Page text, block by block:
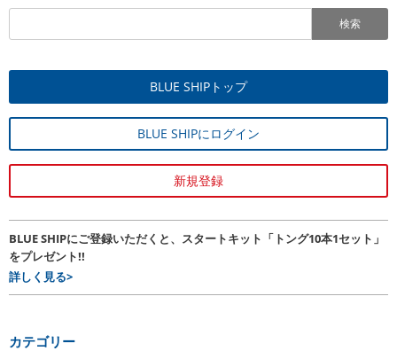
検索
BLUE SHIPトップ
BLUE SHIPにログイン
新規登録
BLUE SHIPにご登録いただくと、スタートキット「トング10本1セット」
をプレゼント!!
詳しく見る>
カテゴリー